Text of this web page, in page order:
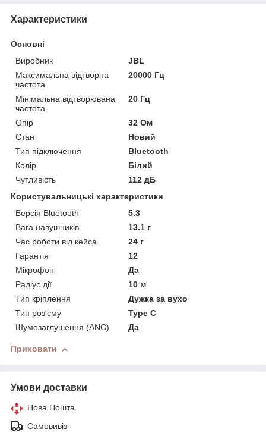
Характеристики
Основні
Виробник
JBL
Максимальна відтворна
частота
20000 Гц
Мінімальна відтворювана
частота
20 Гц
Опір
32 Ом
Стан
Новий
Тип підключення
Bluetooth
Колір
Білий
Чутливість
112 дБ
Користувальницькі характеристики
Версія Bluetooth
5.3
Вага навушників
13.1 г
Час роботи від кейса
24 г
Гарантія
12
Мікрофон
Да
Радіус дії
10 м
Тип кріплення
Дужка за вухо
Тип роз'єму
Type C
Шумозаглушення (ANC)
Да
Приховати
Умови доставки
Нова Пошта
Самовивіз